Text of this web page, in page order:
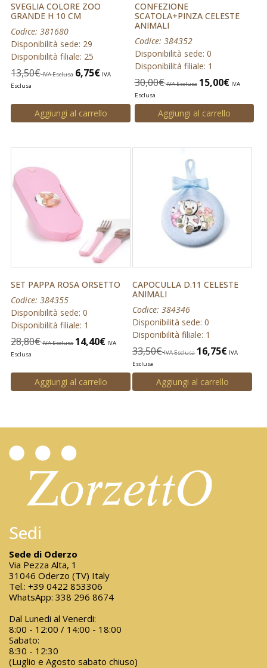
SVEGLIA COLORE ZOO
GRANDE H 10 CM
Codice: 381680
Disponibilità sede: 29
Disponibilità filiale: 25
13,50€ IVA Esclusa 6,75€ IVA
Esclusa
Aggiungi al carrello
CONFEZIONE
SCATOLA+PINZA CELESTE
ANIMALI
Codice: 384352
Disponibilità sede: 0
Disponibilità filiale: 1
30,00€ IVA Esclusa 15,00€ IVA
Esclusa
Aggiungi al carrello
SET PAPPA ROSA ORSETTO
Codice: 384355
Disponibilità sede: 0
Disponibilità filiale: 1
28,80€ IVA Esclusa 14,40€ IVA
Esclusa
Aggiungi al carrello
CAPOCULLA D.11 CELESTE
ANIMALI
Codice: 384346
Disponibilità sede: 0
Disponibilità filiale: 1
33,50€ IVA Esclusa 16,75€ IVA
Esclusa
Aggiungi al carrello
Sedi
Sede di Oderzo
Via Pezza Alta, 1
31046 Oderzo (TV) Italy
Tel.: +39 0422 853306
WhatsApp: 338 296 8674
Dal Lunedi al Venerdi:
8:00 - 12:00 / 14:00 - 18:00
Sabato:
8:30 - 12:30
(Luglio e Agosto sabato chiuso)